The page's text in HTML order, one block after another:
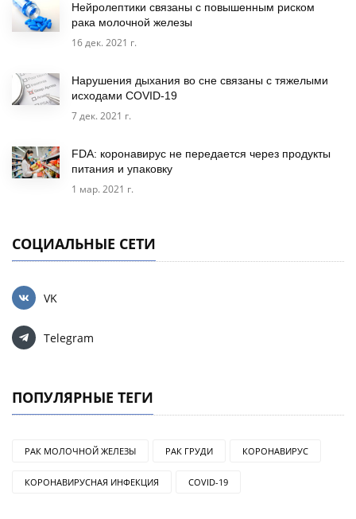
Нейролептики связаны с повышенным риском
рака молочной железы
16 дек. 2021 г.
Нарушения дыхания во сне связаны с тяжелыми
исходами COVID-19
7 дек. 2021 г.
FDA: коронавирус не передается через продукты
питания и упаковку
1 мар. 2021 г.
СОЦИАЛЬНЫЕ СЕТИ
VK
Telegram
ПОПУЛЯРНЫЕ ТЕГИ
РАК МОЛОЧНОЙ ЖЕЛЕЗЫ РАК ГРУДИ КОРОНАВИРУС
КОРОНАВИРУСНАЯ ИНФЕКЦИЯ COVID-19